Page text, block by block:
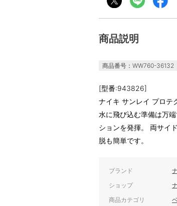
商品説明
商品番号：WW760-36132
[型番:943826]
ナイキ サンレイ プロテ
水に飛び込む準備は万
ションを発揮。 両サイ
脱も簡単です。
ブランド
ショップ
商品カテゴリ